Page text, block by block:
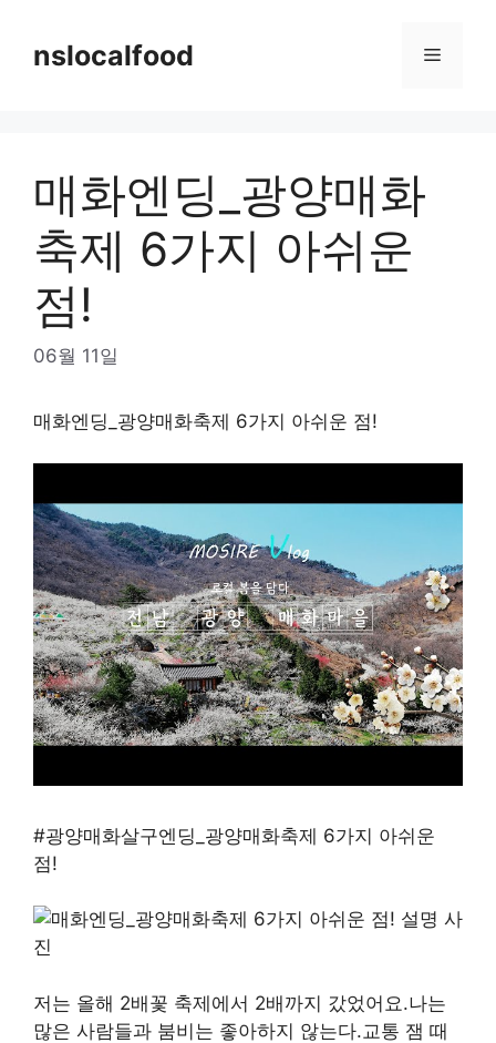
contentnslocalfood Menu
매화엔딩_광양매화
축제 6가지 아쉬운
점!
06월 11일
매화엔딩_광양매화축제 6가지 아쉬운 점!
#광양매화살구엔딩_광양매화축제 6가지 아쉬운
점!
저는 올해 2배꽃 축제에서 2배까지 갔었어요.나는
많은 사람들과 붐비는 좋아하지 않는다.교통 잼 때